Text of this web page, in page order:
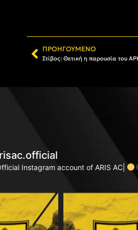
ΠΡΟΗΓΟΎΜΕΝΟ
Στίβος: Θετική η παρουσία του
Instagram account of ARIS AC|